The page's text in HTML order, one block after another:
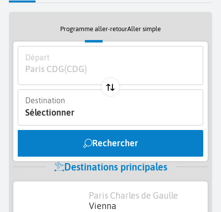
Programme aller-retourAller simple
Départ
Paris CDG(CDG)
Destination
Sélectionner
Rechercher
Destinations principales
Paris Charles de Gaulle
Vienna